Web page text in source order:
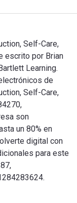
Self-Care,
escrito por Brian
Learning.
de
Self-Care,
son
un 80% en
digital con
para este